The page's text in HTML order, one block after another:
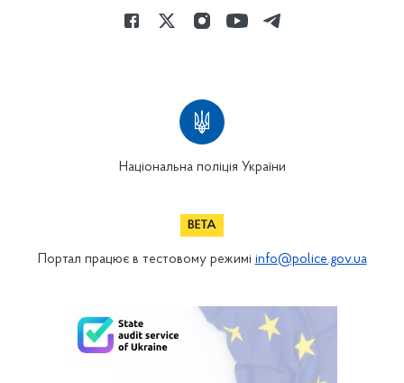
Національна поліція України
Портал працює в тестовому режимі info@police.gov.ua